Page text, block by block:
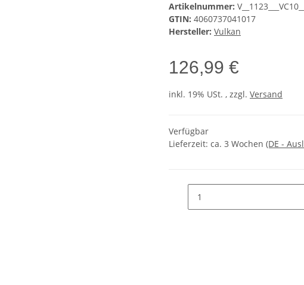
Artikelnummer:
GTIN: 4060737041017
Hersteller: Vulkan
126,99 €
inkl. 19% USt. , zzgl. Versand
Verfügbar
Lieferzeit: ca. 3 Wochen (DE -